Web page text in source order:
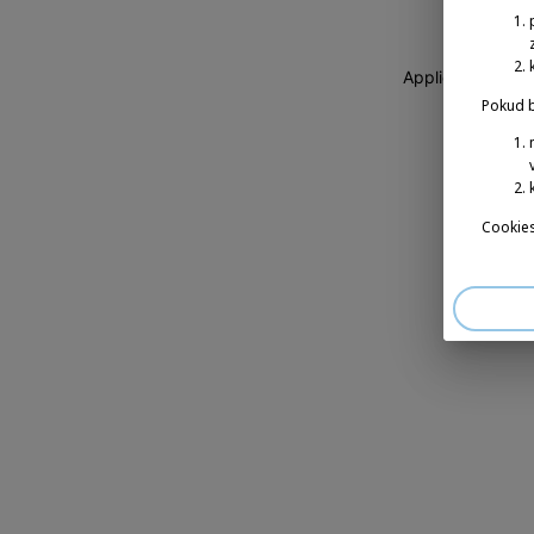
Application
Pokud